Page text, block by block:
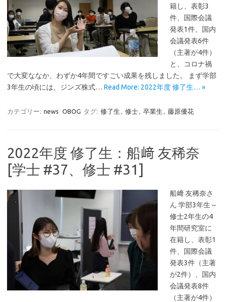
籍し、表彰3
件、国際会議
発表1件、国内
会議発表6件
（主著が4件）
と、コロナ禍
で大変ななか、わずか4年間ですごい成果を残しました。 まず学部
3年生の頃には、ジンズ株式… Read More: 2022年度 修了生… »
カテゴリー: news OBOG タグ: 修了生 , 修士, 卒業生 , 藤原優花
2022年度 修了生：船﨑 友稀奈
[学士 #37、修士 #31]
船﨑 友稀奈さ
ん 学部3年生～
修士2年生の4
年間研究室に
在籍し、表彰1
件、国際会議
発表3件（主著
が2件）、国内
会議発表8件
（主著が4件）